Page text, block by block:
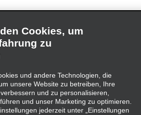
Datenschutzrichtlinie
Datenschutzoptionen
(LkSG) Grundsatzerklärung
Cookies, um
zu
und andere Technologien, die
unsere Website zu betreiben, Ihre
und zu personalisieren,
und unser Marketing zu optimieren.
jederzeit unter „Einstellungen